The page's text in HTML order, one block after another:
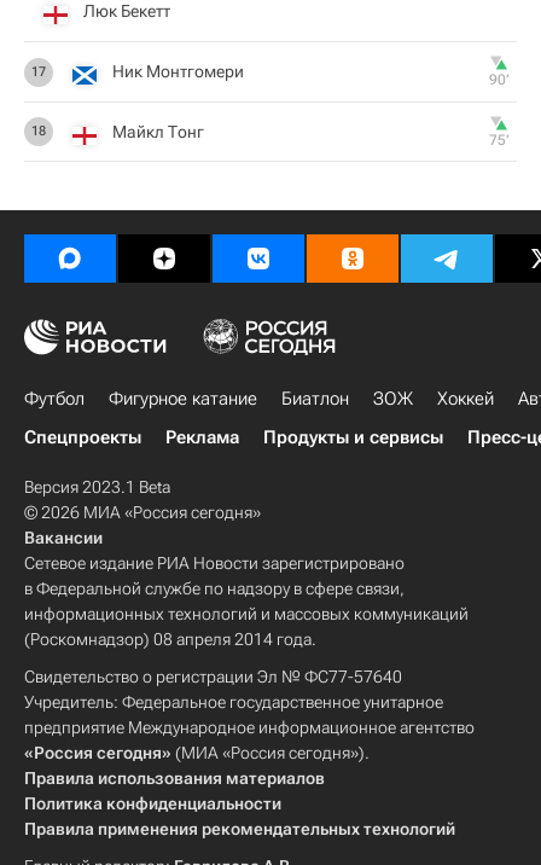
Люк Бекетт
17 Ник Монтгомери 90‎’‎
18 Майкл Тонг 75‎’‎
Футбол Фигурное катание Биатлон ЗОЖ Хоккей
Спецпроекты
Реклама Продукты и сервисы Пресс-
Версия 2023.1 Beta
© 2026 МИА «Россия сегодня»
Вакансии
Сетевое издание РИА Новости зарегистрировано
в Федеральной службе по надзору в сфере связи,
информационных технологий и массовых коммуникаций
(Роскомнадзор) 08 апреля 2014 года.
Свидетельство о регистрации Эл № ФС77-57640
Учредитель: Федеральное государственное унитарное
предприятие Международное информационное агентство
«Россия сегодня» (МИА «Россия сегодня»).
Правила использования материалов
Политика конфиденциальности
Правила применения рекомендательных технологий